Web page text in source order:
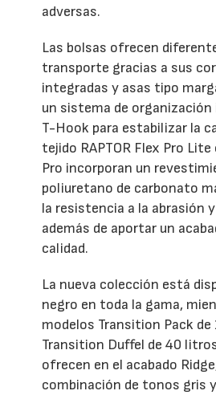
adversas.
Las bolsas ofrecen
transporte gracias a sus
integradas y asas tipo
un sistema de
T-Hook para estabilizar la
tejido RAPTOR Flex Pro Lite
Pro incorporan un
poliuretano de carbonato
la resistencia a la abrasión
además de aportar un
calidad.
La nueva colección está
negro en toda la gama,
modelos Transition Pack
Transition Duffel de 40
ofrecen en el acabado
combinación de tonos gris